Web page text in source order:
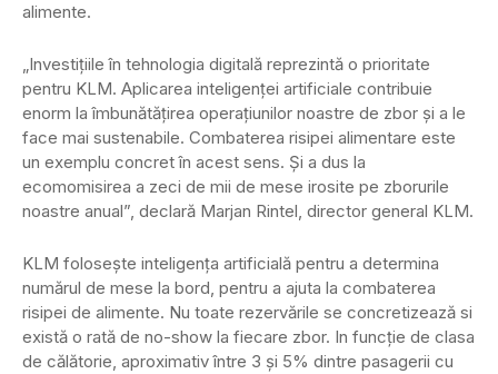
alimente.
„Investițiile în tehnologia digitală reprezintă o prioritate
pentru KLM. Aplicarea inteligenței artificiale contribuie
enorm la îmbunătățirea operațiunilor noastre de zbor și a le
face mai sustenabile. Combaterea risipei alimentare este
un exemplu concret în acest sens. Și a dus la
ecomomisirea a zeci de mii de mese irosite pe zborurile
noastre anual”, declară Marjan Rintel, director general KLM.
KLM folosește inteligența artificială pentru a determina
numărul de mese la bord, pentru a ajuta la combaterea
risipei de alimente. Nu toate rezervările se concretizează si
există o rată de no-show la fiecare zbor. In funcție de clasa
de călătorie, aproximativ între 3 și 5% dintre pasagerii cu